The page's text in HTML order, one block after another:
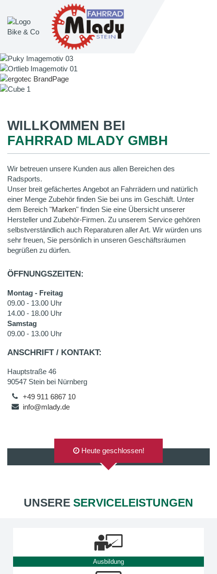
WILLKOMMEN BEI
FAHRRAD MLADY GMBH
Wir betreuen unsere Kunden aus allen Bereichen des
Radsports.
Unser breit gefächertes Angebot an Fahrrädern und natürlich
einer Menge Zubehör finden Sie bei uns im Geschäft. Unter
dem Bereich "Marken" finden Sie eine Übersicht unserer
Hersteller und Zubehör-Firmen. Zu unserem Service gehören
selbstverständlich auch Reparaturen aller Art. Wir würden uns
sehr freuen, Sie persönlich in unseren Geschäftsräumen
begrüßen zu dürfen.
ÖFFNUNGSZEITEN:
Montag - Freitag
09.00 - 13.00 Uhr
14.00 - 18.00 Uhr
Samstag
09.00 - 13.00 Uhr
ANSCHRIFT / KONTAKT:
Hauptstraße 46
90547 Stein bei Nürnberg
+49 911 6867 10
info@mlady.de
AUF GOOGLEMAPS ANZEIGEN
Heute geschlossen!
UNSERE SERVICELEISTUNGEN
Ausbildung